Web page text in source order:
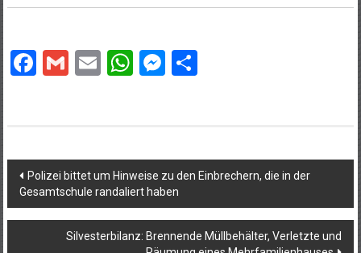
Facebook
GmailEmailWhatsApp
Messenger
Beitragsnavigation
Polizei bittet um Hinweise zu den Einbrechern, die in der
Gesamtschule randaliert haben
Silvesterbilanz: Brennende Müllbehälter, Verletzte und